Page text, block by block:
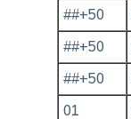
##+50
##+50
##+50
01